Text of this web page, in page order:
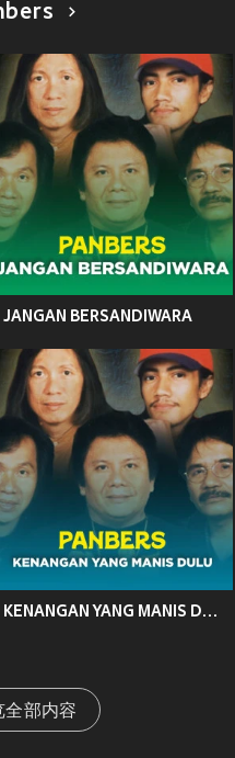
JANGAN BERSANDIWARA
KENANGAN YANG MANIS DULU
部内容